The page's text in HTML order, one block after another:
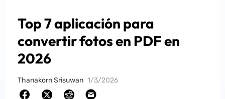
Top 7 aplicación para
convertir fotos en PDF en
2026
Thanakorn Srisuwan 1/3/2026